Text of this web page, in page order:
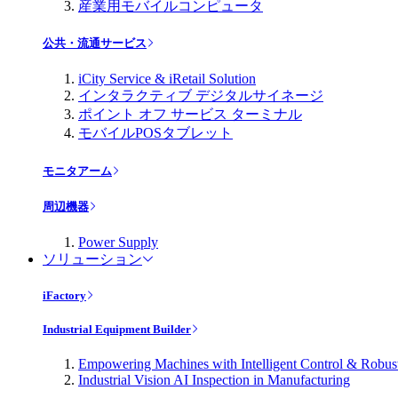
産業用モバイルコンピュータ
公共・流通サービス
iCity Service & iRetail Solution
インタラクティブ デジタルサイネージ
ポイント オフ サービス ターミナル
モバイルPOSタブレット
モニタアーム
周辺機器
Power Supply
ソリューション
iFactory
Industrial Equipment Builder
Empowering Machines with Intelligent Control &
Industrial Vision AI Inspection in Manufacturing